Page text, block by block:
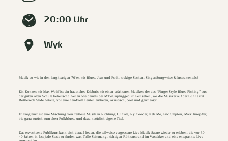
20:00 Uhr
Wyk
Musik so wie in den langhaarigen 70’er, mit Blues, Jazz und Folk, rockige Sachen, Singer/Songwriter & Instrumentals!
Ein Konzert mit Max Wolff ist ein hautnahes Erlebnis mit einen erfahrenen Musiker, der das ”Finger-Style-Blues-Picking” aus
der guten alten Schule beherrscht. Genau wie damals bei MTV-Unplugged im Fernsehen, wo die Musiker auf der Bühne mit
Bottleneck Slide Gitarre, vor eine handvoll Leuten auftreten, akustisch, cool und ganz easy!
Im Programm ist eine Mischung von zeitlose Musik in Richtung J.J.Cale, Ry Cooder, Keb Mo, Eric Clapton, Mark Knopfler,
bis ganz zurück zum alten Folkblues, und dazu natürlich eigene Titel.
Das erwachsene Publikum kann sich darauf freuen, die teilweise vergessene Live-Musik-Szene wieder zu erleben, die vor 30-
40 Jahren in fast jede Stadt zu finden war. Tolle Stimmung, richtigen Röhrensound im Verstärker und eine entspannte Live-